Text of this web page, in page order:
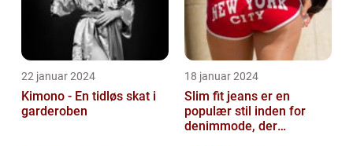
22 januar 2024
Kimono - En tidløs skat i
garderoben
18 januar 2024
Slim fit jeans er en
populær stil inden for
denimmode, der